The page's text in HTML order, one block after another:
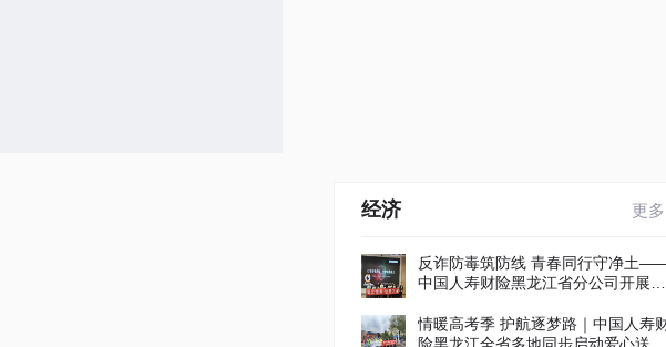
经济 更多
反诈防毒筑防线 青春同行守净土
中国人寿财险黑龙江省分公司开展防
情暖高考季 护航逐梦路｜中国人寿